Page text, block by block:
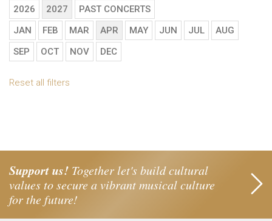
2026 2027
PAST CONCERTS
JAN
FEB MAR APR MAY JUN JUL
AUG
SEP
OCT NOV DEC
Reset all filters
Support us! Together let's build cultural
values to secure a vibrant musical culture
for the future!